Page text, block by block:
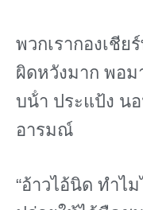
พวกเรากองเชี
ผิดหวังมาก พอม
บน้ํา ประแป้ง น
อารมณ์
“อ้าวไอ้นิด ทําไ